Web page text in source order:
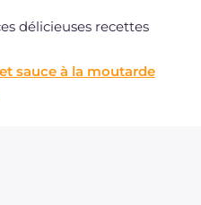
délicieuses recettes
sauce à la moutarde